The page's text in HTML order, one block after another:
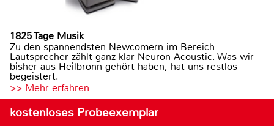
1825 Tage Musik
Zu den spannendsten Newcomern im Bereich
Lautsprecher zählt ganz klar Neuron Acoustic. Was wir
bisher aus Heilbronn gehört haben, hat uns restlos
begeistert.
>> Mehr erfahren
kostenloses Probeexemplar